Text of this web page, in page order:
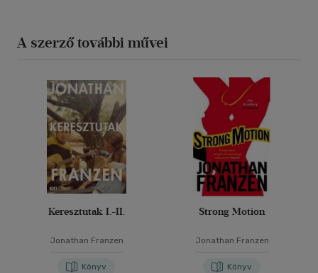
A szerző további művei
Keresztutak I.-II.
Jonathan Franzen
Könyv
Strong Motion
Jonathan Franzen
Könyv